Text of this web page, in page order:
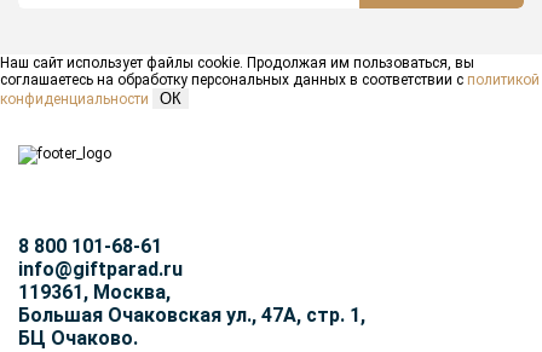
Наш сайт использует файлы cookie. Продолжая им пользоваться, вы
соглашаетесь на обработку персональных данных в соответствии с политикой
конфиденциальности
ОК
8 800 101-68-61
info@giftparad.ru
119361, Москва,
Большая Очаковская ул., 47А, стр. 1,
БЦ Очаково.